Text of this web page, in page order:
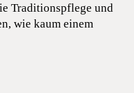
Traditionspflege und
wie kaum einem